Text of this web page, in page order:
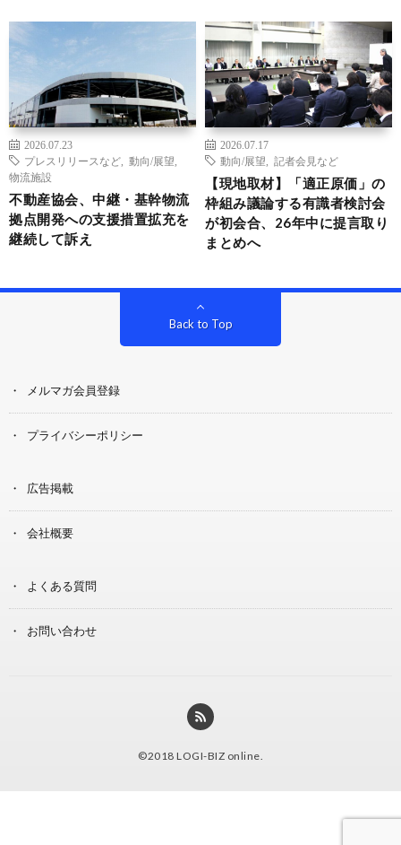
2026.07.23
プレスリリースなど
動向/展望
物流施設
不動産協会、中継・基幹物流
拠点開発への支援措置拡充を
継続して訴え
2026.07.17
動向/展望
記者会見など
【現地取材】「適正原価」の
枠組み議論する有識者検討会
が初会合、26年中に提言取り
まとめへ
Back to Top
メルマガ会員登録
プライバシーポリシー
広告掲載
会社概要
よくある質問
お問い合わせ
©2018 LOGI-BIZ online